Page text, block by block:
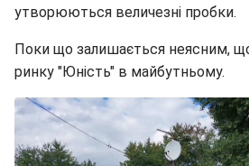
утворюються величезні пробки.
Поки що залишається неясним,
ринку "Юність" в майбутньому.